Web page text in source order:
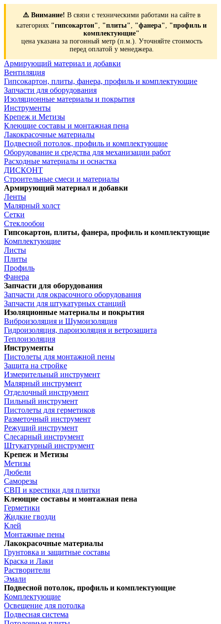
⚠️ Внимание! В связи с техническими работами на сайте в
категориях "гипсокартон", "плиты", "фанера", "профиль и
комплектующие"
цена указана за погонный метр (п.м.). Уточняйте стоимость
перед оплатой у менеджера.
Армирующий материал и добавки
Вентиляция
Гипсокартон, плиты, фанера, профиль и комплектующие
Запчасти для оборудования
Изоляционные материалы и покрытия
Инструменты
Крепеж и Метизы
Клеющие составы и монтажная пена
Лакокрасочные материалы
Подвесной потолок, профиль и комплектующие
Оборудование и средства для механизации работ
Расходные материалы и оснастка
ДИСКОНТ
Строительные смеси и материалы
Армирующий материал и добавки
Ленты
Малярный холст
Сетки
Стеклообои
Гипсокартон, плиты, фанера, профиль и комплектующие
Комплектующие
Листы
Плиты
Профиль
Фанера
Запчасти для оборудования
Запчасти для окрасочного оборудования
Запчасти для штукатурных станций
Изоляционные материалы и покрытия
Виброизоляция и Шумоизоляция
Гидроизоляция, пароизоляция и ветрозащита
Теплоизоляция
Инструменты
Пистолеты для монтажной пены
Защита на стройке
Измерительный инструмент
Малярный инструмент
Отделочный инструмент
Пильный инструмент
Пистолеты для герметиков
Разметочный инструмент
Режущий инструмент
Слесарный инструмент
Штукатурный инструмент
Крепеж и Метизы
Метизы
Дюбели
Саморезы
СВП и крестики для плитки
Клеющие составы и монтажная пена
Герметики
Жидкие гвозди
Клей
Монтажные пены
Лакокрасочные материалы
Грунтовка и защитные составы
Краска и Лаки
Растворители
Эмали
Подвесной потолок, профиль и комплектующие
Комплектующие
Освещение для потолка
Подвесная система